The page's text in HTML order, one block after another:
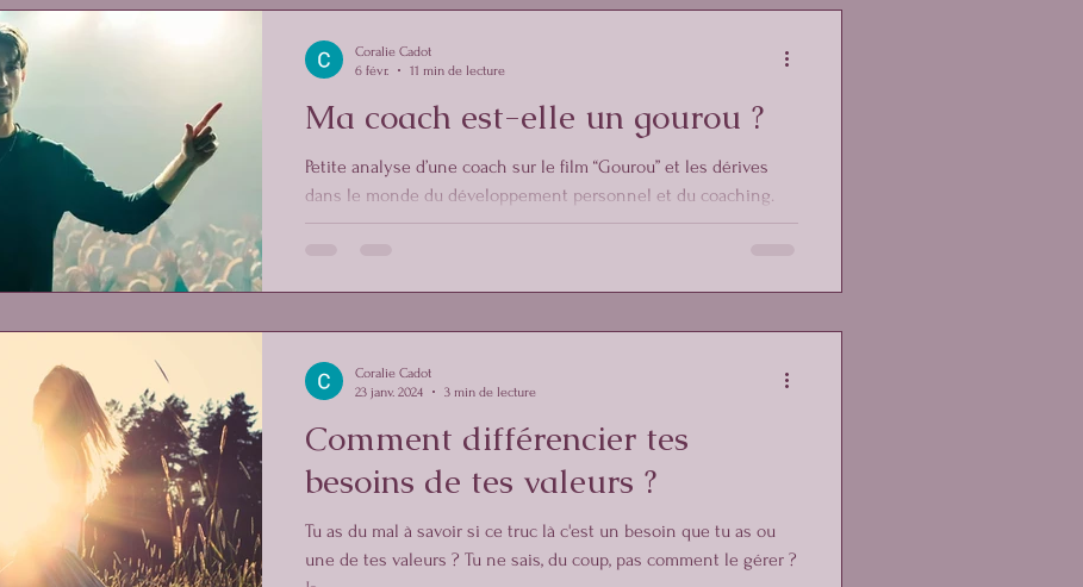
Ma coach est-elle un gourou ?
Petite analyse d’une coach sur le film “Gourou” et les dérives
dans le monde du développement personnel et du coaching.
Coralie Cadot
6 févr.
11 min de lecture
Comment différencier tes
besoins de tes valeurs ?
Tu as du mal à savoir si ce truc là c'est un besoin que tu as ou
une de tes valeurs ? Tu ne sais, du coup, pas comment le gérer ?
Coralie Cadot
23 janv. 2024
3 min de lecture